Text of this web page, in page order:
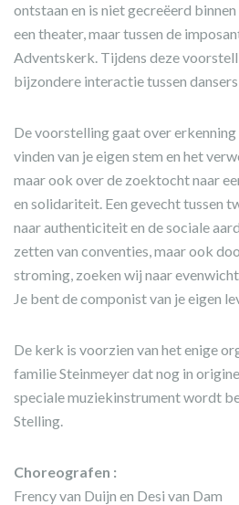
ontstaan en is niet gecreëerd
een theater, maar tussen de
Adventskerk. Tijdens deze
bijzondere interactie tussen
De voorstelling gaat over
vinden van je eigen stem en het
maar ook over de zoektocht naar
en solidariteit. Een gevecht tussen
naar authenticiteit en de sociale
zetten van conventies, maar ook
stroming, zoeken wij naar
Je bent de componist van je eigen
De kerk is voorzien van het enige
familie Steinmeyer dat nog in
speciale muziekinstrument wordt
Stelling.
Choreografen :
Frency van Duijn en Desi van Dam